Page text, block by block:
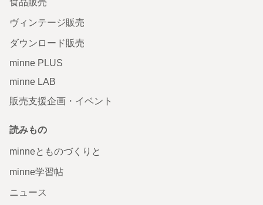
ヴィンテージ販売
ダウンロード販売
minne PLUS
minne LAB
販売支援企画・イベント
読みもの
minneとものづくりと
minne学習帖
ニュース